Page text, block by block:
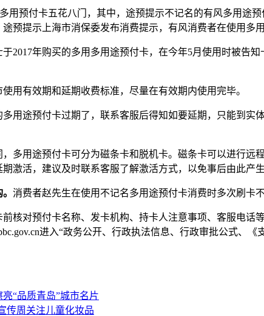
用预付卡五花八门，其中，途预提示不记名的有风多用途
预提示上海市消保委发布消费提示，有风消费者在使用多
2017年购买的多用多用途预付卡，在今年5月使用时被告
有效期和延期收费标准，尽量在有效期内使用完毕。
用途预付卡过期了，联系客服后得知如要延期，只能到实
用途预付卡可分为磁条卡和脱机卡。磁条卡可以进行远
激活，建议及时联系客服了解激活方式，以免事后由此产生
消费者赵先生在使用不记名多用途预付卡消费时多次刷卡
对预付卡名称、发卡机构、持卡人注意事项、客服电话
进入“政务公开、行政执法信息、行政审批公式、
“品质青岛”城市名片
传周关注儿童化妆品